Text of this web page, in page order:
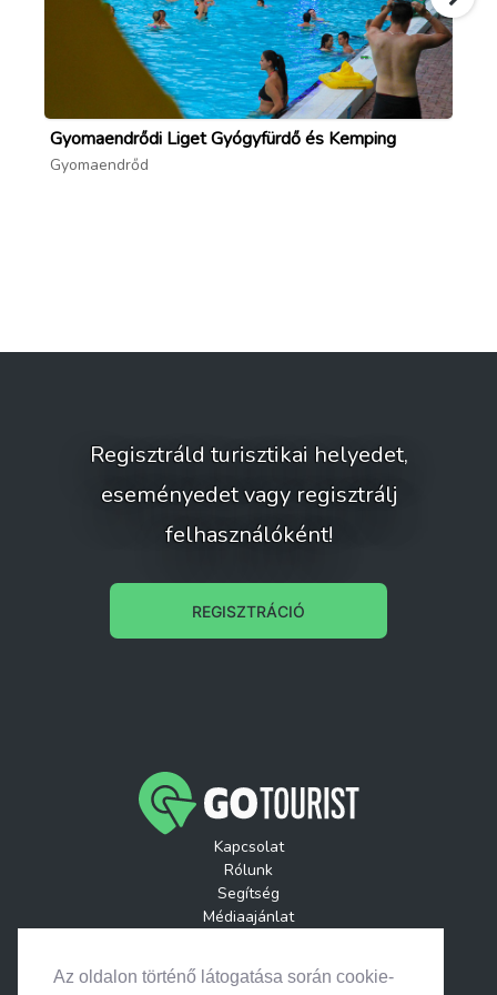
Az oldalon történő látogatása során cookie-
forrás: nephazendrod.hu/telephelyek/endrodi-
tajhaz-es-helytorteneti-gyujtemeny
Gyomaendrődi Liget Gyógyfürdő és Kemping
Gyomaendrőd
Regisztráld turisztikai helyedet,
eseményedet vagy regisztrálj
felhasználóként!
REGISZTRÁCIÓ
Kapcsolat
Rólunk
Segítség
Médiaajánlat
GoTourist Hírlevél
Helyszínek